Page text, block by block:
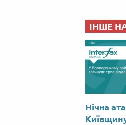
ІНШЕ
Нічна